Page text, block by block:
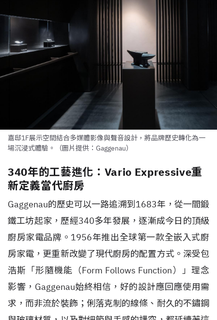
嘉邸1F展示空間結合多媒體影像與聲音設計，將品牌歷史轉化為一
場沉浸式體驗。（圖片提供：Gaggenau）
340年的工藝進化：Vario Expressive重
新定義當代廚房
Gaggenau的歷史可以一路追溯到1683年，從一間鍛
鐵工坊起家，歷經340多年發展，逐漸成今日的頂級
廚房家電品牌。1956年推出全球第一款全嵌入式廚
房家電，更重新改變了現代廚房的配置方式。深受包
浩斯「形隨機能（Form Follows Function）」理念
影響，Gaggenau始終相信，好的設計應回應使用需
求，而非流於裝飾；俐落克制的線條、耐久的不鏽鋼